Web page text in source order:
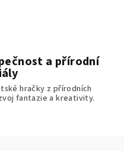
a přírodní
hračky z přírodních
fantazie a kreativity.